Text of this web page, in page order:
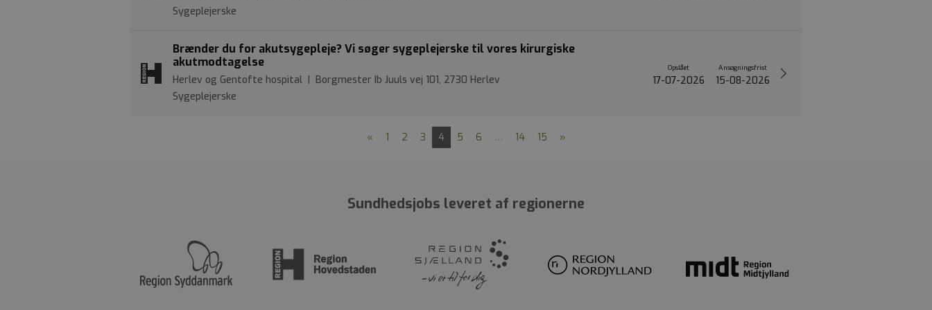
Sygeplejerske
Brænder du for akutsygepleje? Vi søger sygeplejerske til vores kirurgiske
akutmodtagelse
Herlev og Gentofte hospital | Borgmester Ib Juuls vej 101, 2730 Herlev
Sygeplejerske
Opslået
17-07-2026
Ansøgningsfrist
15-08-2026
« 1 2 3 4 5 6 … 14 15 »
Sundhedsjobs leveret af regionerne